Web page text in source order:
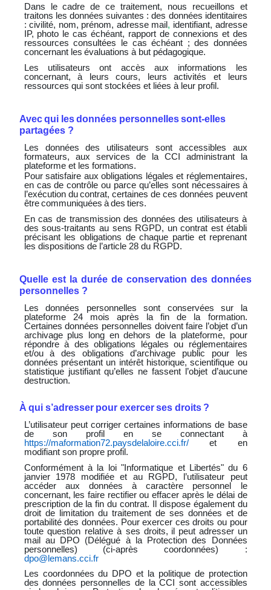
Dans le cadre de ce traitement, nous recueillons et
traitons les données suivantes : des données identitaires
: civilité, nom, prénom, adresse mail , identifiant, adresse
IP, photo le cas échéant, rapport de connexions et des
ressources consultées le cas échéant ; des données
concernant les évaluations à but pédagogique.
Les utilisateurs ont accès aux informations les
concernant, à leurs cours, leurs activités et leurs
ressources qui sont stockées et liées à leur profil.
Avecqui lesdonnées personnelles sont-elles
partagées ?
Les données des utilisateurs sont accessibles aux
formateurs, aux services de la CCI administrant la
plateforme et les formations.
Pour satisfaire aux obligations légales et réglementaires,
en cas de contrôle ou parce qu’elles sont nécessaires à
l’exécution du contrat, certaines de ces données peuvent
être communiquées àdes tiers.
En cas de transmission des données des utilisateurs à
des sous-traitants au sens RGPD, un contrat est établi
précisant les obligations de chaque partie et reprenant
les dispositions de l’article 28 du RGPD.
Quelle est la durée de conservation des données
personnelles ?
Les données personnelles sont conservées sur la
plateforme 24 mois après la fin de la formation.
Certaines données personnelles doivent faire l’objet d’un
archivage plus long en dehors de la plateforme, pour
répondre à des obligations légales ou réglementaires
et/ou à des obligations d’archivage public pour les
données présentant un intérêt historique, scientifique ou
statistique justifiant qu’elles ne fassent l’objet d’aucune
destruction.
À qui s’adresser pour exercerses droits ?
L’utilisateur peut corriger certaines informations de base
de son profil en se connectant à
https://maformation72.paysdelaloire.cci.fr/
et en
modifiant son propre profil.
Conformément à la loi "Informatique et Libertés" du 6
janvier 1978 modifiée et
au RGPD, l’utilisateur peut
accéder aux données à caractère personnel le
concernant, les faire rectifier ou effacer après le délai de
prescription de la fin du contrat. Il dispose également du
droit de
limitation du traitement de ses données et de
portabilité des données. Pour exercer ces droits ou pour
toute question relative à ses droits, il peut adresser un
mail
au DPO (Délégué à la Protection des
Données
personnelles)
(ci-après coordonnées) :
dpo@lemans.cci.fr
Les coordonnées du DPO et la politique de protection
des données personnelles de la CCI sont accessibles